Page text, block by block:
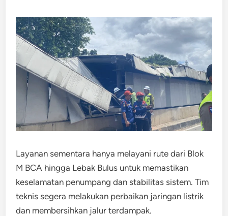
Layanan sementara hanya melayani rute dari Blok
M BCA hingga Lebak Bulus untuk memastikan
keselamatan penumpang dan stabilitas sistem. Tim
teknis segera melakukan perbaikan jaringan listrik
dan membersihkan jalur terdampak.